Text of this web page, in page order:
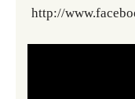
http://